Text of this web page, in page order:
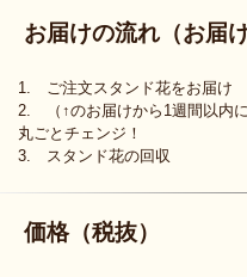
お届けの流れ（お届
1. ご注文スタンド花をお届け
2. （↑のお届けから1週間以内
丸ごとチェンジ！
3. スタンド花の回収
価格（税抜）